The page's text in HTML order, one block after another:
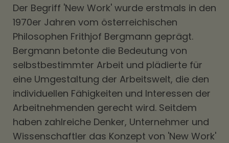
Der Begriff 'New Work' wurde erstmals in den
1970er Jahren vom österreichischen
Philosophen Frithjof Bergmann geprägt.
Bergmann betonte die Bedeutung von
selbstbestimmter Arbeit und plädierte für
eine Umgestaltung der Arbeitswelt, die den
individuellen Fähigkeiten und Interessen der
Arbeitnehmenden gerecht wird. Seitdem
haben zahlreiche Denker, Unternehmer und
Wissenschaftler das Konzept von 'New Work'